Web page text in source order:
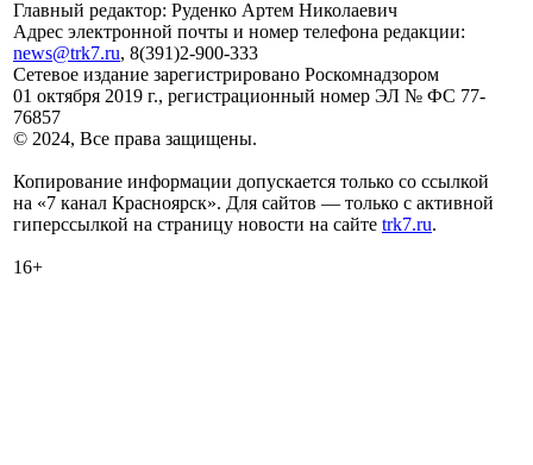
Главный редактор: Руденко Артем Николаевич
Адрес электронной почты и номер телефона редакции:
news@trk7.ru, 8(391)2-900-333
Сетевое издание зарегистрировано Роскомнадзором
01 октября 2019 г., регистрационный номер ЭЛ № ФС 77-
76857
© 2024, Все права защищены.
Копирование информации допускается только со ссылкой
на «7 канал Красноярск». Для сайтов — только с активной
гиперссылкой на страницу новости на сайте trk7.ru.
16+